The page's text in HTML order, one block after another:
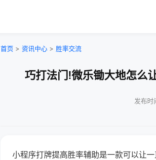
首页 > 资讯中心 > 胜率交流
巧打法门!微乐锄大地怎么
发布
小程序打牌提高胜率辅助是一款可以让